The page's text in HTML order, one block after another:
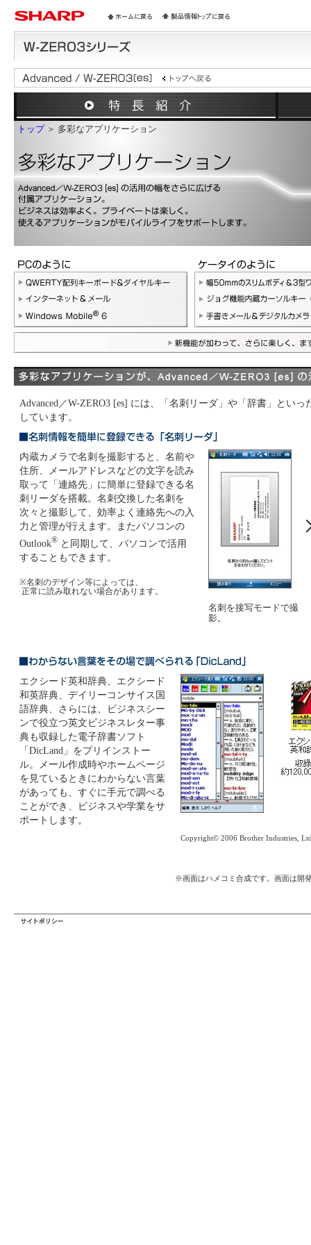
トップ ＞ 多彩なアプリケーション
Advanced／W-ZERO3 [es] には、「名刺リーダ」や「辞書」とい
しています。
内蔵カメラで名刺を撮影すると、名前や
住所、メールアドレスなどの文字を読み
取って「連絡先」に簡単に登録できる名
刺リーダを搭載。名刺交換した名刺を
次々と撮影して、効率よく連絡先への入
力と管理が行えます。またパソコンの
Outlook® と同期して、パソコンで活用
することもできます。
※名刺のデザイン等によっては、
正常に読み取れない場合があります。
名刺を接写モードで撮
影。
エクシード英和辞典、エクシード
和英辞典、デイリーコンサイス国
語辞典、さらには、ビジネスシー
ンで役立つ英文ビジネスレター事
典も収録した電子辞書ソフト
「DicLand」をプリインストー
ル。メール作成時やホームページ
を見ているときにわからない言葉
があっても、すぐに手元で調べる
ことができ、ビジネスや学業をサ
ポートします。
Copyright© 2006 Brother Industries,
※画面はハメコミ合成です。画面は開